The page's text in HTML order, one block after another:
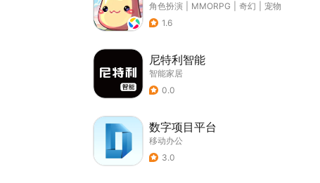
角色扮演 MMORPG 奇幻
宠物
1.6
尼特利智能
智能家居
0.0
数字项目平台
移动办公
3.0